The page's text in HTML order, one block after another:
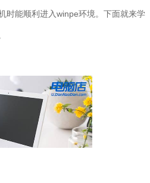
时能顺利进入winpe环境。下面就来学